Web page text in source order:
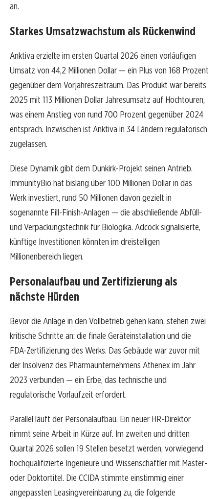
an.
Starkes Umsatzwachstum als Rückenwind
Anktiva erzielte im ersten Quartal 2026 einen vorläufigen
Umsatz von 44,2 Millionen Dollar — ein Plus von 168 Prozent
gegenüber dem Vorjahreszeitraum. Das Produkt war bereits
2025 mit 113 Millionen Dollar Jahresumsatz auf Hochtouren,
was einem Anstieg von rund 700 Prozent gegenüber 2024
entsprach. Inzwischen ist Anktiva in 34 Ländern regulatorisch
zugelassen.
Diese Dynamik gibt dem Dunkirk-Projekt seinen Antrieb.
ImmunityBio hat bislang über 100 Millionen Dollar in das
Werk investiert, rund 50 Millionen davon gezielt in
sogenannte Fill-Finish-Anlagen — die abschließende Abfüll-
und Verpackungstechnik für Biologika. Adcock signalisierte,
künftige Investitionen könnten im dreistelligen
Millionenbereich liegen.
Personalaufbau und Zertifizierung als
nächste Hürden
Bevor die Anlage in den Vollbetrieb gehen kann, stehen zwei
kritische Schritte an: die finale Geräteinstallation und die
FDA-Zertifizierung des Werks. Das Gebäude war zuvor mit
der Insolvenz des Pharmaunternehmens Athenex im Jahr
2023 verbunden — ein Erbe, das technische und
regulatorische Vorlaufzeit erfordert.
Parallel läuft der Personalaufbau. Ein neuer HR-Direktor
nimmt seine Arbeit in Kürze auf. Im zweiten und dritten
Quartal 2026 sollen 19 Stellen besetzt werden, vorwiegend
hochqualifizierte Ingenieure und Wissenschaftler mit Master-
oder Doktortitel. Die CCIDA stimmte einstimmig einer
angepassten Leasingvereinbarung zu, die folgende